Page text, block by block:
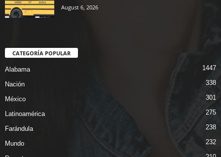
August 6, 2026
CATEGORÍA POPULAR
Alabama 1447
Nación 338
México 301
Latinoamérica 275
Farándula 238
Mundo 232